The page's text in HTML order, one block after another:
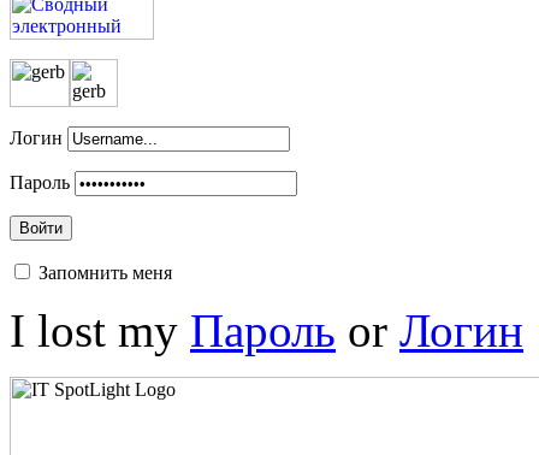
Логин
Пароль
Войти
Запомнить меня
I lost my Пароль or Логин